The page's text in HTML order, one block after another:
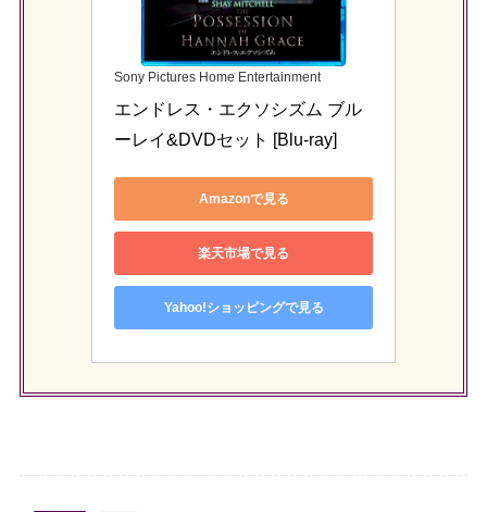
Sony Pictures Home Entertainment
エンドレス・エクソシズム ブル
ーレイ&DVDセット [Blu-ray]
Amazonで見る
楽天市場で見る
Yahoo!ショッピングで見る